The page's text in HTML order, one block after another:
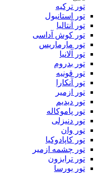
تور ترکیه
تور استانبول
تور آنتالیا
تور کوش آداسی
تور مارماریس
تور آلانیا
تور بدروم
تور قونیه
تور آنکارا
تور ازمیر
تور دیدیم
تور پاموکاله
تور دنیزلی
تور وان
تور کاپادوکیا
تور چشمه ازمیر
تور ترابزون
تور بورسا